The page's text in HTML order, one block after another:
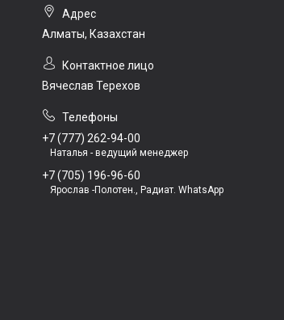
Алматы, Казахстан
Вячеслав Терехов
+7 (777) 262-94-00
Наталья - ведущий менеджер
+7 (705) 196-96-60
Ярослав -Полотен., Радиат. WhatsApp